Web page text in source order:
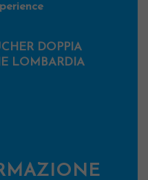
DOPPIA
LOMBARDIA